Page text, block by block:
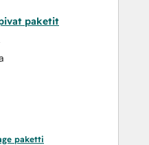
paketit
paketti